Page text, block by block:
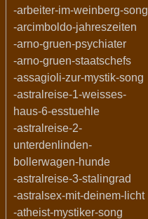
-arbeiter-im-weinberg-song
-arcimboldo-jahreszeiten
-arno-gruen-psychiater
-arno-gruen-staatschefs
-assagioli-zur-mystik-song
-astralreise-1-weisses-
haus-6-esstuehle
-astralreise-2-
unterdenlinden-
bollerwagen-hunde
-astralreise-3-stalingrad
-astralsex-mit-deinem-licht
-atheist-mystiker-song